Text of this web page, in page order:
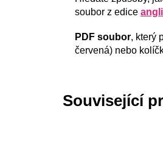
soubor z edice
PDF soubor, který
červená) nebo
Související